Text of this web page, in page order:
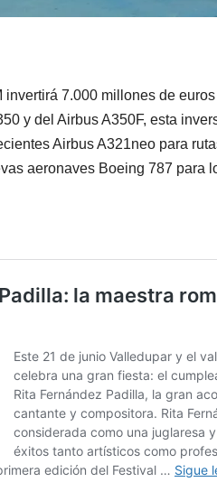
invertirá 7.000 millones de
y del Airbus A350F, esta
Airbus A321neo para
aeronaves Boeing 787 para